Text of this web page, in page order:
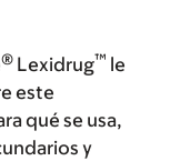
® Lexidrug™ le
este
qué se usa,
y